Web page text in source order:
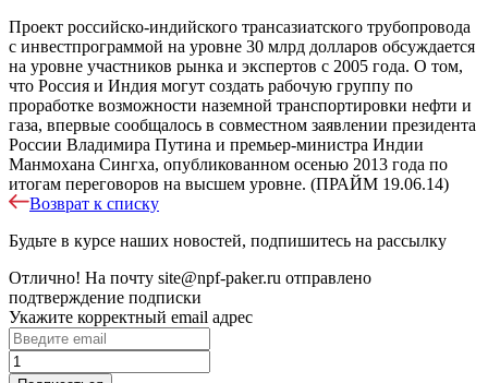
Проект российско-индийского трансазиатского трубопровода
с инвестпрограммой на уровне 30 млрд долларов обсуждается
на уровне участников рынка и экспертов с 2005 года. О том,
что Россия и Индия могут создать рабочую группу по
проработке возможности наземной транспортировки нефти и
газа, впервые сообщалось в совместном заявлении президента
России Владимира Путина и премьер-министра Индии
Манмохана Сингха, опубликованном осенью 2013 года по
итогам переговоров на высшем уровне. (ПРАЙМ 19.06.14)
Возврат к списку
Будьте в курсе наших новостей, подпишитесь на рассылку
Отлично! На почту site@npf-paker.ru отправлено
подтверждение подписки
Укажите корректный email адрес